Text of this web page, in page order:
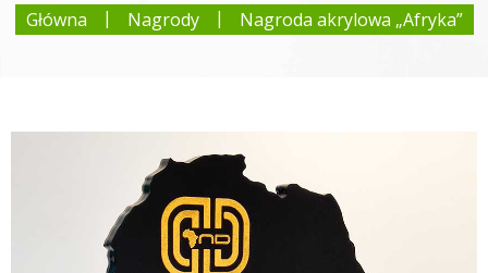
Główna | Nagrody | Nagroda akrylowa „Afryka”